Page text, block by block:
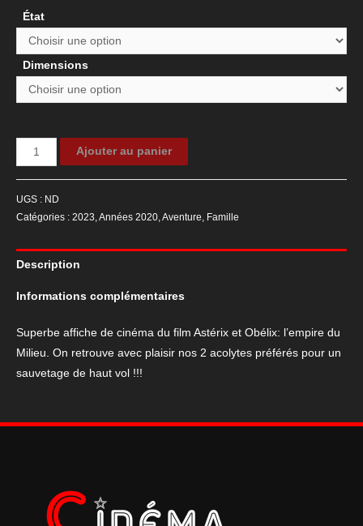
État
Dimensions
quantité
de
du
film:
Obélix
L'empire
du
Ajouter au panier
UGS : ND
Catégories : 2023 Années 2020 Aventure Famille
Description
Informations complémentaires
Superbe affiche de cinéma du film Astérix et Obélix: l’empire du
Milieu. On retrouve avec plaisir nos 2 acolytes préférés pour un
sauvetage de haut vol !!!